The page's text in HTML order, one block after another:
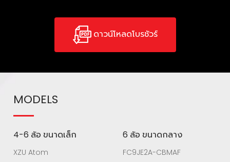
ดาวน์โหลดโบรชัวร์
MODELS
4-6 ล้อ ขนาดเล็ก
XZU Atom
6 ล้อ ขนาดกลาง
FC9JE2A-CBMAF